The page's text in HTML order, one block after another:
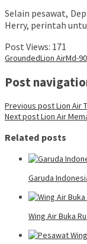
Selain pesawat,
Herry, perintah
Post Views: 171
GroundedLion AirMd-90
Post
Previous postLion Air
Next postLion Air
Related posts
Garuda
Wing Air Buka